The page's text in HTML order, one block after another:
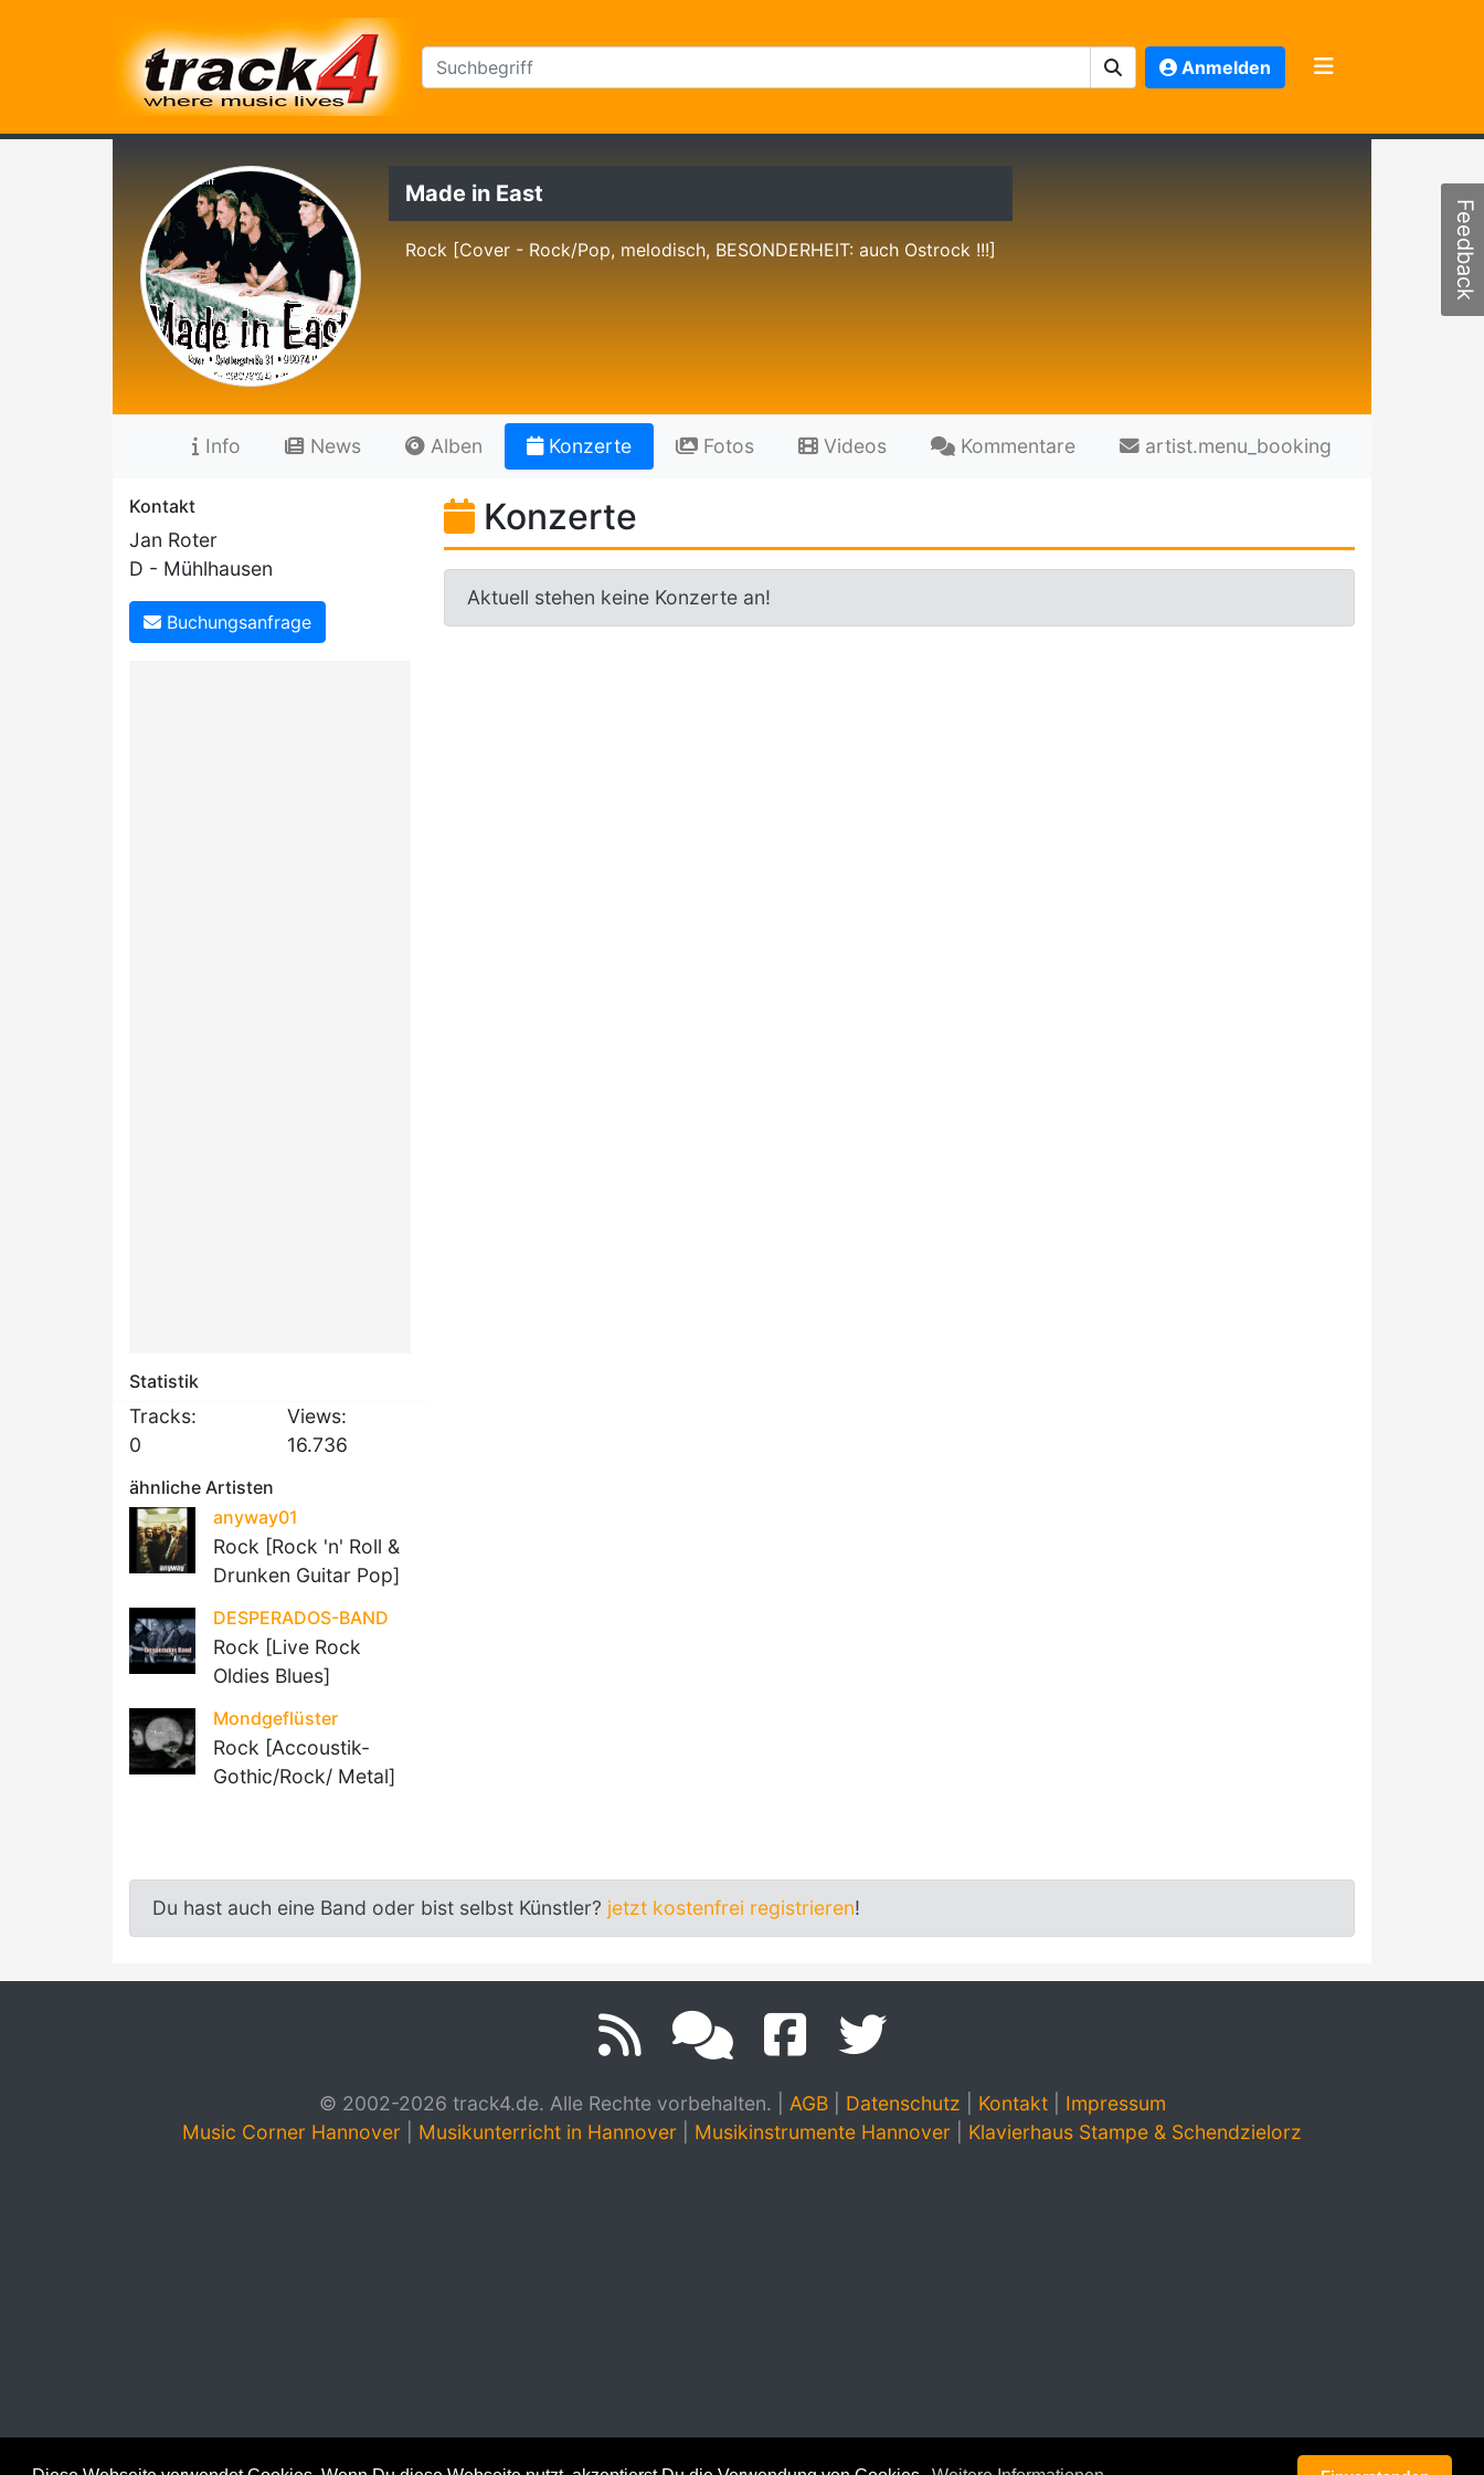
Anmelden
Made in East
Rock [Cover - Rock/Pop, melodisch, BESONDERHEIT: auch Ostrock !!!]
Info News Alben Konzerte Fotos Videos Kommentare artist.menu_booking
Kontakt
Jan Roter
D - Mühlhausen
Buchungsanfrage
Statistik
Tracks:
0
Views:
16.736
ähnliche Artisten
anyway01
Rock [Rock 'n' Roll &
Drunken Guitar Pop]
DESPERADOS-BAND
Rock [Live Rock
Oldies Blues]
Mondgeflüster
Rock [Accoustik-
Gothic/Rock/ Metal]
Konzerte
Aktuell stehen keine Konzerte an!
Du hast auch eine Band oder bist selbst Künstler? jetzt kostenfrei registrieren!
© 2002-2026 track4.de. Alle Rechte vorbehalten. AGB| Datenschutz Kontakt| Impressum
Music Corner Hannover
Musikunterricht in Hannover Musikinstrumente Hannover Klavierhaus Stampe & Schendzielorz
Feedback